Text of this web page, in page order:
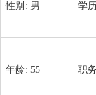
性别: 男 学
年龄: 55 职